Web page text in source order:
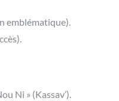
emblématique).
Ni » (Kassav’).